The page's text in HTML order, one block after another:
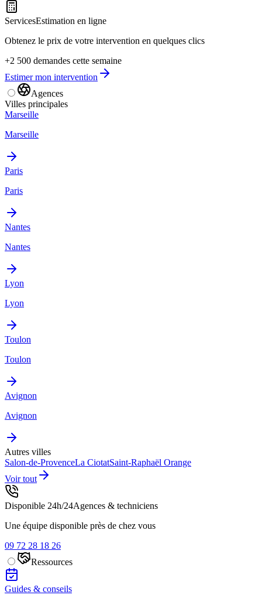
ServicesEstimation en ligne
Obtenez le prix de votre intervention en quelques clics
+2 500 demandes cette semaine
Estimer mon intervention
Agences
Villes principales
Marseille
Marseille
Paris
Paris
Nantes
Nantes
Lyon
Lyon
Toulon
Toulon
Avignon
Avignon
Autres villes
Salon-de-ProvenceLa CiotatSaint-Raphaël Orange
Voir tout
Disponible 24h/24Agences & techniciens
Une équipe disponible près de chez vous
09 72 28 18 26
Ressources
Guides & conseils